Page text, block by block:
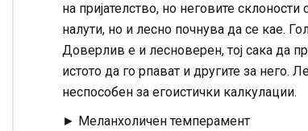
на пријателство, но неговите
налути, но и лесно почнува да се кае.
Доверлив е и лесноверен, тој сака да
истото да го рпават и другите за него.
неспособен за егоистички калкулации.
► Меланхоличен темперамент